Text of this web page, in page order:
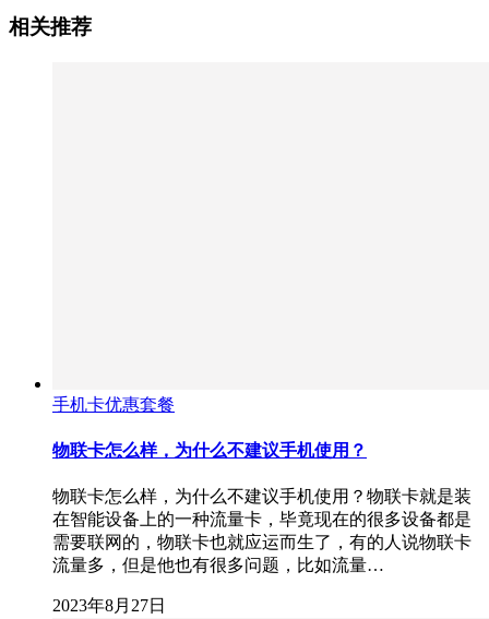
相关推荐
手机卡优惠套餐
物联卡怎么样，为什么不建议手机使用？
物联卡怎么样，为什么不建议手机使用？物联卡就是装
在智能设备上的一种流量卡，毕竟现在的很多设备都是
需要联网的，物联卡也就应运而生了，有的人说物联卡
流量多，但是他也有很多问题，比如流量…
2023年8月27日